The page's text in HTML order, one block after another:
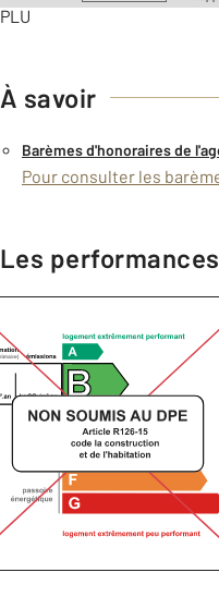
PLU
À savoir
Barèmes d'honoraires de
Pour consulter les
Les